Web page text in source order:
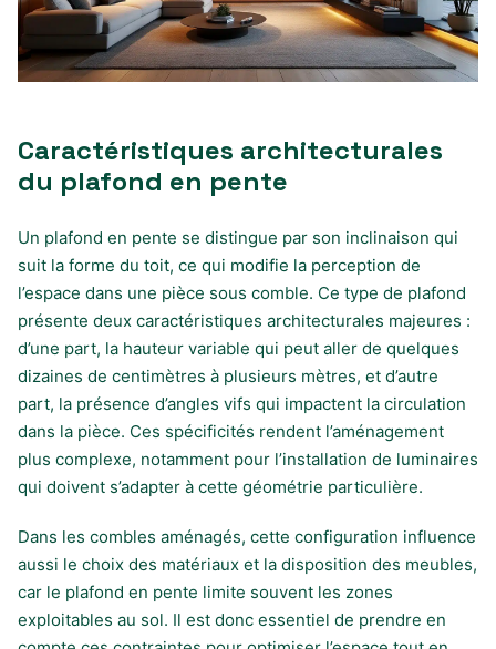
Caractéristiques architecturales
du plafond en pente
Un plafond en pente se distingue par son inclinaison qui
suit la forme du toit, ce qui modifie la perception de
l’espace dans une pièce sous comble. Ce type de plafond
présente deux caractéristiques architecturales majeures :
d’une part, la hauteur variable qui peut aller de quelques
dizaines de centimètres à plusieurs mètres, et d’autre
part, la présence d’angles vifs qui impactent la circulation
dans la pièce. Ces spécificités rendent l’aménagement
plus complexe, notamment pour l’installation de luminaires
qui doivent s’adapter à cette géométrie particulière.
Dans les combles aménagés, cette configuration influence
aussi le choix des matériaux et la disposition des meubles,
car le plafond en pente limite souvent les zones
exploitables au sol. Il est donc essentiel de prendre en